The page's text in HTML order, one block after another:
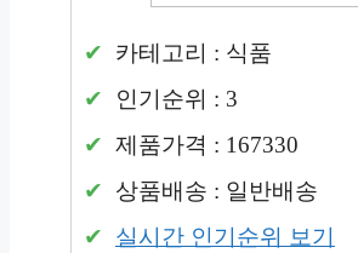
카테고리 : 식품
인기순위 : 3
제품가격 : 167330
상품배송 : 일반배송
실시간 인기순위 보기